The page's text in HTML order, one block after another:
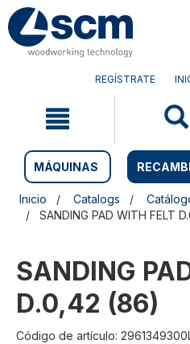
Saltar
contenido
Saltar
menú
REGÍSTRATE
MÁQUINAS
Inicio Catalogs
SANDING PAD WITH FELT
SANDING
D.0,42 (86)
Código de artículo: